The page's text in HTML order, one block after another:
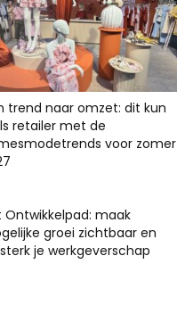
trend naar omzet: dit kun
retailer met de
voor zomer
Ontwikkelpad: maak
groei zichtbaar en
je werkgeverschap